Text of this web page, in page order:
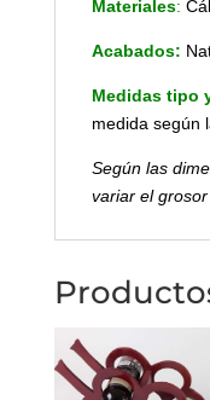
Materiales:
Acabados:
Medidas tipo
medida según
Según las
variar el grosor